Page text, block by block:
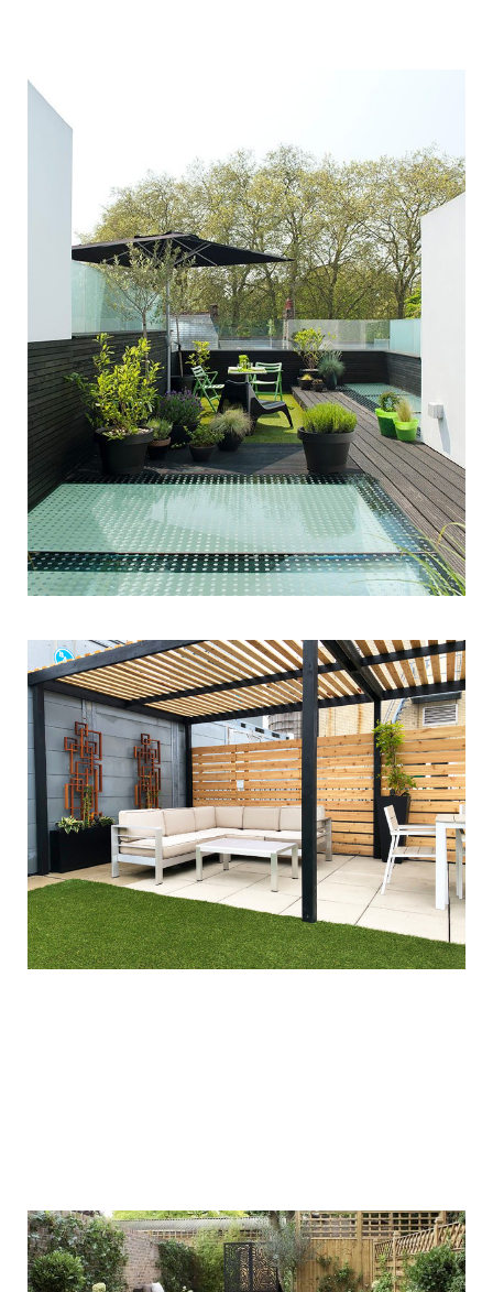
Εξωτερικός χώρος – Χαλκίδα
ΔΙΑΜΌΡΦΩΣΗ ΠΕΡΙΒΑΛΛΌΝΤΩΝ ΧΏΡΩΝ
Εξωτερικός χώρος – Νέα Μάκρη
ΔΙΑΜΌΡΦΩΣΗ ΠΕΡΙΒΑΛΛΌΝΤΩΝ ΧΏΡΩΝ
Εξωτερικός χώρος – Νέα